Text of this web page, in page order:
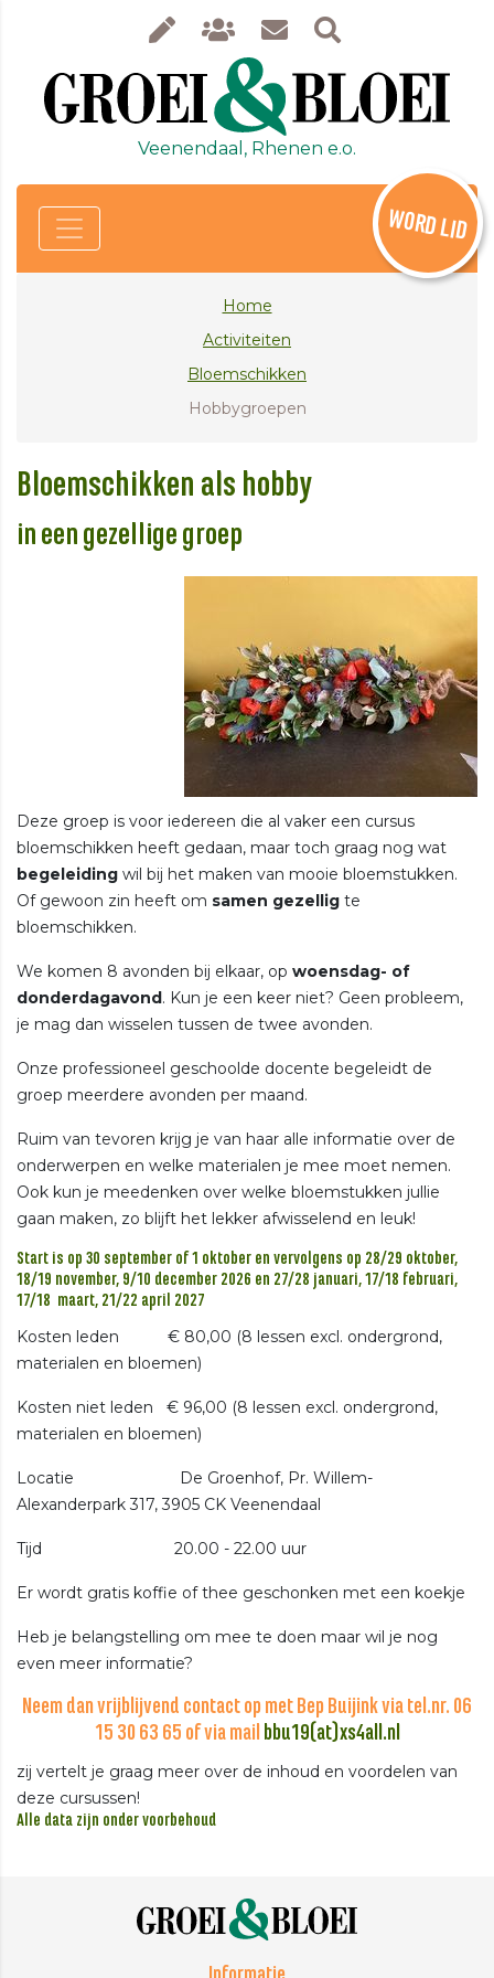
Veenendaal, Rhenen e.o.
WORD LID
Home
Activiteiten
Bloemschikken
Hobbygroepen
Bloemschikken als hobby
in een gezellige groep
Deze groep is voor iedereen die al vaker een cursus
bloemschikken heeft gedaan, maar toch graag nog wat
begeleiding wil bij het maken van mooie bloemstukken.
Of gewoon zin heeft om samen gezellig te
bloemschikken.
We komen 8 avonden bij elkaar, op woensdag- of
donderdagavond. Kun je een keer niet? Geen probleem,
je mag dan wisselen tussen de twee avonden.
Onze professioneel geschoolde docente begeleidt de
groep meerdere avonden per maand.
Ruim van tevoren krijg je van haar alle informatie over de
onderwerpen en welke materialen je mee moet nemen.
Ook kun je meedenken over welke bloemstukken jullie
gaan maken, zo blijft het lekker afwisselend en leuk!
Start is op 30 september of 1 oktober en vervolgens op 28/29 oktober,
18/19 november, 9/10 december 2026 en 27/28 januari, 17/18 februari,
17/18 maart, 21/22 april 2027
Kosten leden € 80,00 (8 lessen excl. ondergrond,
materialen en bloemen)
Kosten niet leden € 96,00 (8 lessen excl. ondergrond,
materialen en bloemen)
Locatie De Groenhof, Pr. Willem-
Alexanderpark 317, 3905 CK Veenendaal
Tijd 20.00 - 22.00 uur
Er wordt gratis koffie of thee geschonken met een koekje
Heb je belangstelling om mee te doen maar wil je nog
even meer informatie?
Neem dan vrijblijvend contact op met Bep Buijink via tel.nr. 06
15 30 63 65 of via mail bbu19(at)xs4all.nl
zij vertelt je graag meer over de inhoud en voordelen van
deze cursussen!
Alle data zijn onder voorbehoud